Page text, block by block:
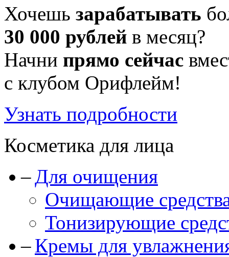
Хочешь зарабатывать
30 000 рублей в месяц?
Начни прямо сейчас
с клубом Орифлейм!
Узнать подробности
Косметика для лица
Для очищения
Очищающие
Тонизирующие
Кремы для